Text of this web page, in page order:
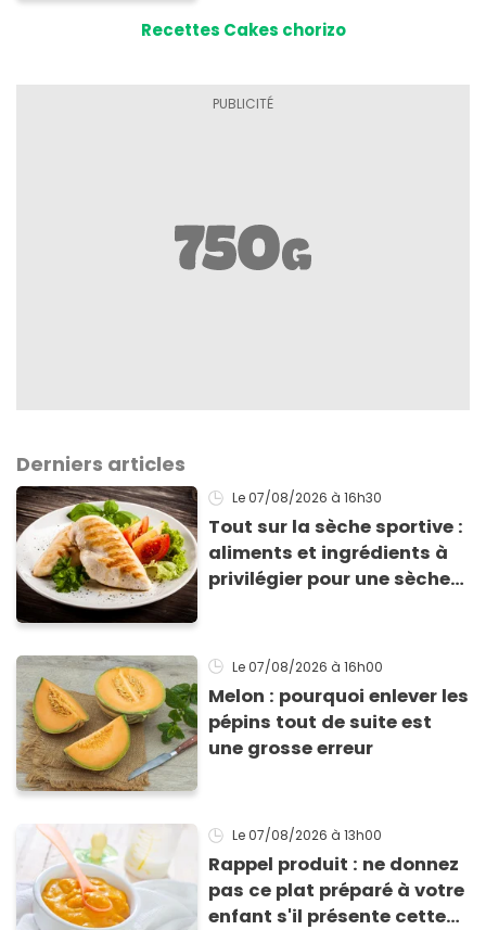
Recettes Cakes chorizo
Derniers articles
Le 07/08/2026 à 16h30
Tout sur la sèche sportive :
aliments et ingrédients à
privilégier pour une sèche
Le 07/08/2026 à 16h00
Melon : pourquoi enlever les
pépins tout de suite est
une grosse erreur
Le 07/08/2026 à 13h00
Rappel produit : ne donnez
pas ce plat préparé à votre
enfant s'il présente cette